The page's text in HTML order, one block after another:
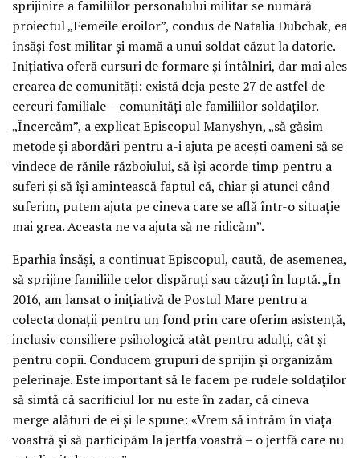
sprijinire a familiilor personalului militar se numără
proiectul „Femeile eroilor”, condus de Natalia Dubchak, ea
însăși fost militar și mamă a unui soldat căzut la datorie.
Inițiativa oferă cursuri de formare și întâlniri, dar mai ales
crearea de comunități: există deja peste 27 de astfel de
cercuri familiale – comunități ale familiilor soldaților.
„Încercăm”, a explicat Episcopul Manyshyn, „să găsim
metode și abordări pentru a-i ajuta pe acești oameni să se
vindece de rănile războiului, să își acorde timp pentru a
suferi și să își amintească faptul că, chiar și atunci când
suferim, putem ajuta pe cineva care se află într-o situație
mai grea. Aceasta ne va ajuta să ne ridicăm”.
Eparhia însăși, a continuat Episcopul, caută, de asemenea,
să sprijine familiile celor dispăruți sau căzuți în luptă. „În
2016, am lansat o inițiativă de Postul Mare pentru a
colecta donații pentru un fond prin care oferim asistență,
inclusiv consiliere psihologică atât pentru adulți, cât și
pentru copii. Conducem grupuri de sprijin și organizăm
pelerinaje. Este important să le facem pe rudele soldaților
să simtă că sacrificiul lor nu este în zadar, că cineva
merge alături de ei și le spune: «Vrem să intrăm în viața
voastră și să participăm la jertfa voastră – o jertfă care nu